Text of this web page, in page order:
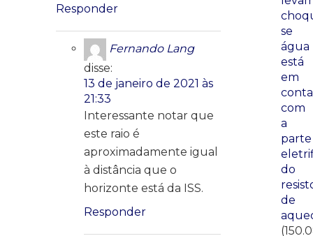
Responder
Fernando Lang
disse:
13 de janeiro de 2021 às
21:33
Interessante notar que
este raio é
aproximadamente igual
à distância que o
horizonte está da ISS.
Responder
se
água
está
em
com
a
parte
do
de